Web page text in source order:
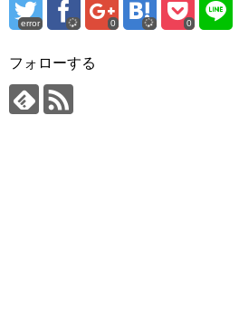
error 0 0
フォローする